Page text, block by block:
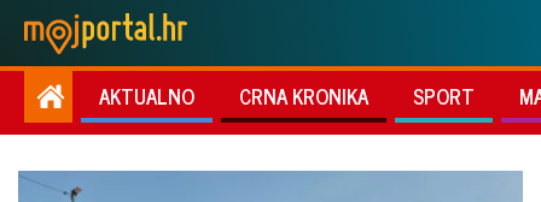
AKTUALNO CRNA KRONIKA SPORT